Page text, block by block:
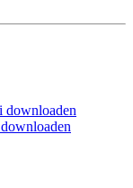
downloaden